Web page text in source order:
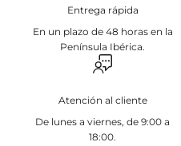
Entrega rápida
En un plazo de 48 horas en la
Península Ibérica.
Atención al cliente
De lunes a viernes, de 9:00 a
18:00.